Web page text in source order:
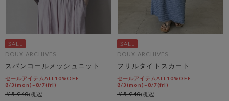
DOUX ARCHIVES
スパンコールメッシュニット
セールアイテムALL10%OFF
8/3(mon)~8/7(fri)
￥5,940
DOUX ARCHIVES
フリルタイトスカート
セールアイテムALL10%OFF
8/3(mon)~8/7(fri)
￥5,940